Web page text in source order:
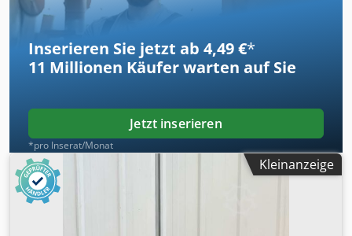
Inserieren Sie jetzt ab 4,49 €*
11 Millionen Käufer warten auf Sie
Jetzt inserieren
*pro Inserat/Monat
Kleinanzeige